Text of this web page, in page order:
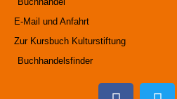
E-Mail und Anfahrt
Zur Kursbuch Kulturstiftung
Buchhandelsfinder